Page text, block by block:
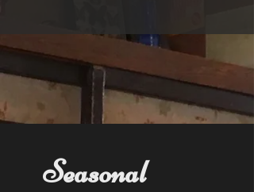
Seasonal